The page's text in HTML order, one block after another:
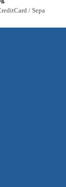
/ Sepa